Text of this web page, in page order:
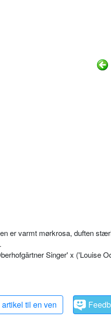
er varmt mørkrosa, duften
Singer' x ('Louise
til en ven